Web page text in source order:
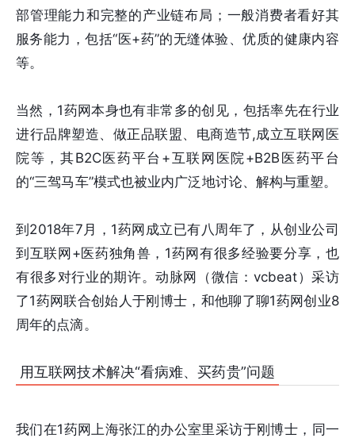
部管理能力和完整的产业链布局；一般消费者看好其
服务能力，包括“医+药”的无缝体验、优质的健康内容
等。
当然，1药网本身也有非常多的创见，包括率先在行业
进行品牌塑造、做正品联盟、电商造节,成立互联网医
院等，其B2C医药平台+互联网医院+B2B医药平台
的“三驾马车”模式也被业内广泛地讨论、解构与重塑。
到2018年7月，1药网成立已有八周年了，从创业公司
到互联网+医药独角兽，1药网有很多经验要分享，也
有很多对行业的期许。动脉网（微信：vcbeat）采访
了1药网联合创始人于刚博士，和他聊了聊1药网创业8
周年的点滴。
用互联网技术解决“看病难、买药贵”问题
我们在1药网上海张江的办公室里采访于刚博士，同一